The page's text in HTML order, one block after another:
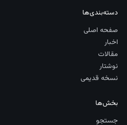
دسته‌بندی‌ها
صفحه اصلی
اخبار
مقالات
نوشتار
نسخه قدیمی
بخش‌ها
جستجو